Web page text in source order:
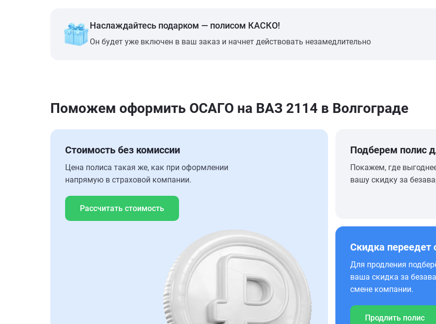
Наслаждайтесь подарком — полисом КАСКО!
Он будет уже включен в ваш заказ и начнет действовать незамедлительно
Поможем оформить ОСАГО на ВАЗ 2114 в Волгограде
Стоимость без комиссии
Цена полиса такая же, как при оформлении
напрямую в страховой компании.
Рассчитать стоимость
Подберем полис
Покажем, где
вашу скидку за
Скидка переедет
Для продления
ваша скидка за
смене компании.
Продлить полис